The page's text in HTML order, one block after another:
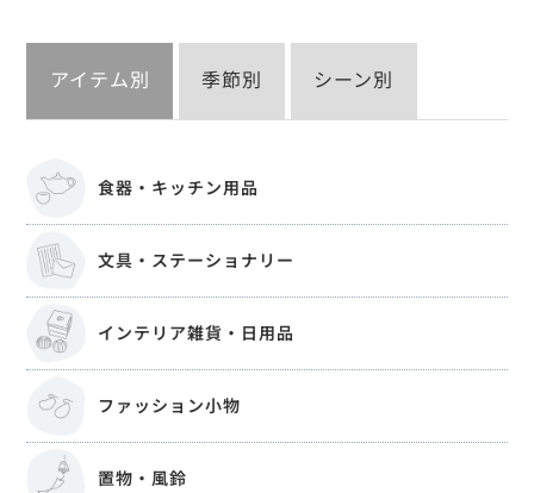
アイテム別 季節別 シーン別
食器・キッチン用品
文具・ステーショナリー
インテリア雑貨・日用品
ファッション小物
置物・風鈴